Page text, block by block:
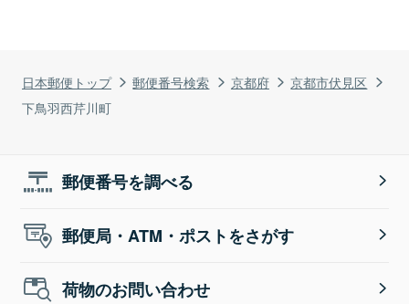
日本郵便トップ 郵便番号検索 京都府
京都市伏見区
下鳥羽西芹川町
郵便番号を調べる
郵便局・ATM・ポストをさがす
荷物のお問い合わせ